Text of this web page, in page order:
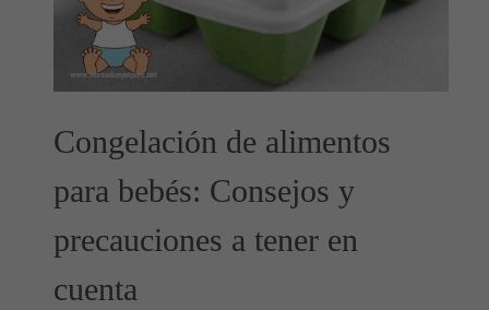
Congelación de alimentos
para bebés: Consejos y
precauciones a tener en
cuenta